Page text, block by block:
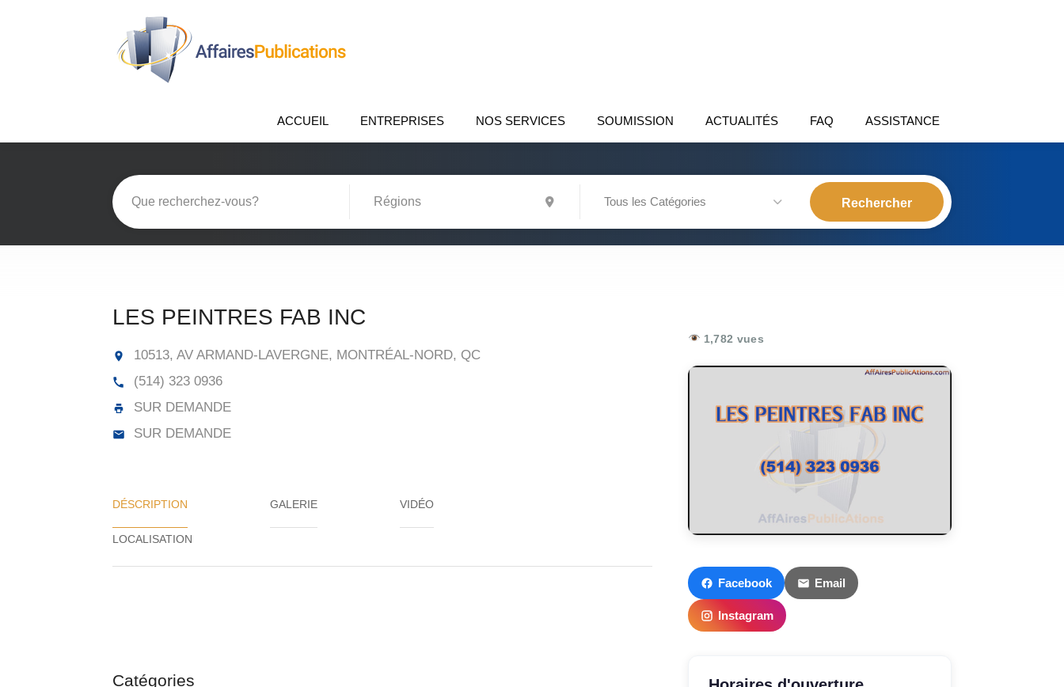
ACCUEIL ENTREPRISES NOS SERVICES SOUMISSION ACTUALITÉS FAQ ASSISTANCE
Tous les Catégories
LES PEINTRES FAB INC
10513, AV ARMAND-LAVERGNE, MONTRÉAL-NORD, QC
(514) 323 0936
SUR DEMANDE
SUR DEMANDE
DÉSCRIPTION GALERIE VIDÉO
Catégories
1,782 vues
Facebook Email
Instagram